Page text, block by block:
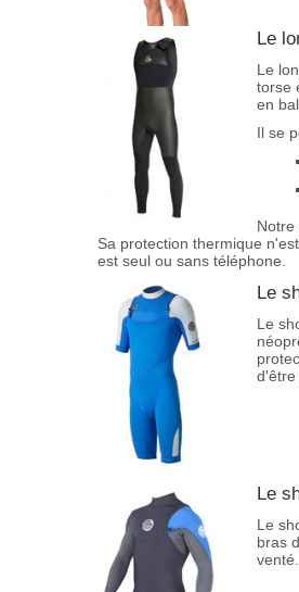
Le
Le
torse
en
Il se
Sa protection thermique
est seul ou sans téléphone.
Le
Le
d'être
Le
Le
bras
venté.